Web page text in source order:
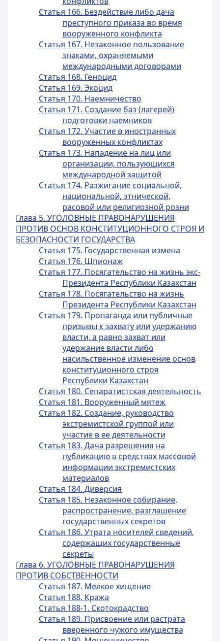
Статья 166. Бездействие либо дача
преступного приказа во время
вооруженного конфликта
Статья 167. Незаконное пользование
знаками, охраняемыми
международными договорами
Статья 168. Геноцид
Статья 169. Экоцид
Статья 170. Наемничество
Статья 171. Создание баз (лагерей)
подготовки наемников
Статья 172. Участие в иностранных
вооруженных конфликтах
Статья 173. Нападение на лиц или
организации, пользующихся
международной защитой
Статья 174. Разжигание социальной,
национальной, этнической,
расовой или религиозной розни
Глава 5. УГОЛОВНЫЕ ПРАВОНАРУШЕНИЯ
ПРОТИВ ОСНОВ КОНСТИТУЦИОННОГО СТРОЯ И
БЕЗОПАСНОСТИ ГОСУДАРСТВА
Статья 175. Государственная измена
Статья 176. Шпионаж
Статья 177. Посягательство на жизнь экс-
Президента Республики Казахстан
Статья 178. Посягательство на жизнь
Президента Республики Казахстан
Статья 179. Пропаганда или публичные
призывы к захвату или удержанию
власти, а равно захват или
удержание власти либо
насильственное изменение основ
конституционного строя
Республики Казахстан
Статья 180. Сепаратистская деятельность
Статья 181. Вооруженный мятеж
Статья 182. Создание, руководство
экстремистской группой или
участие в ее деятельности
Статья 183. Дача разрешения на
публикацию в средствах массовой
информации экстремистских
материалов
Статья 184. Диверсия
Статья 185. Незаконное собирание,
распространение, разглашение
государственных секретов
Статья 186. Утрата носителей сведений,
содержащих государственные
секреты
Глава 6. УГОЛОВНЫЕ ПРАВОНАРУШЕНИЯ
ПРОТИВ СОБСТВЕННОСТИ
Статья 187. Мелкое хищение
Статья 188. Кража
Статья 188-1. Скотокрадство
Статья 189. Присвоение или растрата
вверенного чужого имущества